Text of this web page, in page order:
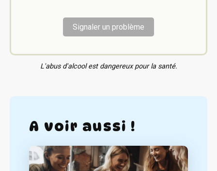
Signaler un problème
L'abus d'alcool est dangereux pour la santé.
A voir aussi !